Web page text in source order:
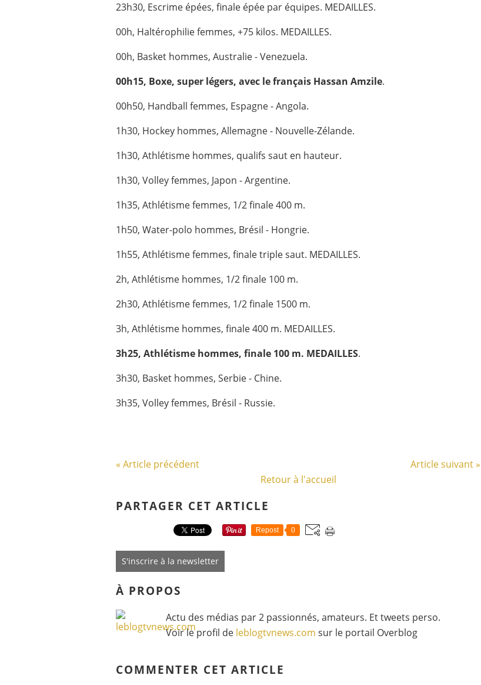
23h30, Escrime épées, finale épée par équipes. MEDAILLES.
00h, Haltérophilie femmes, +75 kilos. MEDAILLES.
00h, Basket hommes, Australie - Venezuela.
00h15, Boxe, super légers, avec le français Hassan Amzile.
00h50, Handball femmes, Espagne - Angola.
1h30, Hockey hommes, Allemagne - Nouvelle-Zélande.
1h30, Athlétisme hommes, qualifs saut en hauteur.
1h30, Volley femmes, Japon - Argentine.
1h35, Athlétisme femmes, 1/2 finale 400 m.
1h50, Water-polo hommes, Brésil - Hongrie.
1h55, Athlétisme femmes, finale triple saut. MEDAILLES.
2h, Athlétisme hommes, 1/2 finale 100 m.
2h30, Athlétisme femmes, 1/2 finale 1500 m.
3h, Athlétisme hommes, finale 400 m. MEDAILLES.
3h25, Athlétisme hommes, finale 100 m. MEDAILLES.
3h30, Basket hommes, Serbie - Chine.
3h35, Volley femmes, Brésil - Russie.
« Article précédent
Article suivant »
Retour à l'accueil
PARTAGER CET ARTICLE
Repost 0
S'inscrire à la newsletter
À PROPOS
Actu des médias par 2 passionnés, amateurs. Et tweets perso.
Voir le profil de leblogtvnews.com sur le portail Overblog
COMMENTER CET ARTICLE